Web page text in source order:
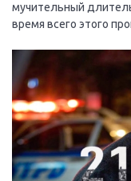
мучительный
время всего этого